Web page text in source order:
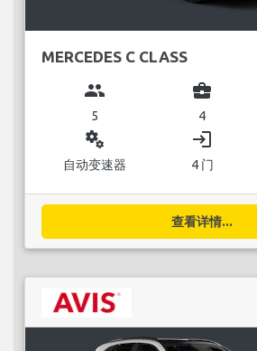
MERCEDES C CLASS
group
5
business_center
4
miscellaneous_services
自动变速器
login
4 门
查看详情...